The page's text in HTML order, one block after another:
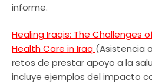
informe.
Healing Iraqis: The Challenges
Health Care in Iraq (Asistencia
retos de prestar apoyo a la
incluye ejemplos del impacto